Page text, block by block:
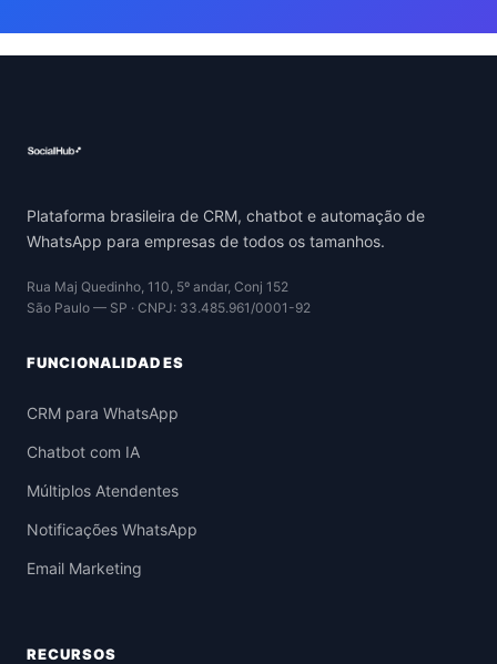
Plataforma brasileira de CRM, chatbot e automação de
WhatsApp para empresas de todos os tamanhos.
Rua Maj Quedinho, 110, 5º andar, Conj 152
São Paulo — SP · CNPJ: 33.485.961/0001-92
FUNCIONALIDADES
CRM para WhatsApp
Chatbot com IA
Múltiplos Atendentes
Notificações WhatsApp
Email Marketing
RECURSOS